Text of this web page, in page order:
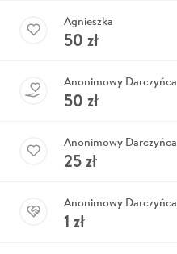
Agnieszka
50 zł
Anonimowy Darczyńca
50 zł
Anonimowy Darczyńca
25zł
Anonimowy Darczyńca
1 zł